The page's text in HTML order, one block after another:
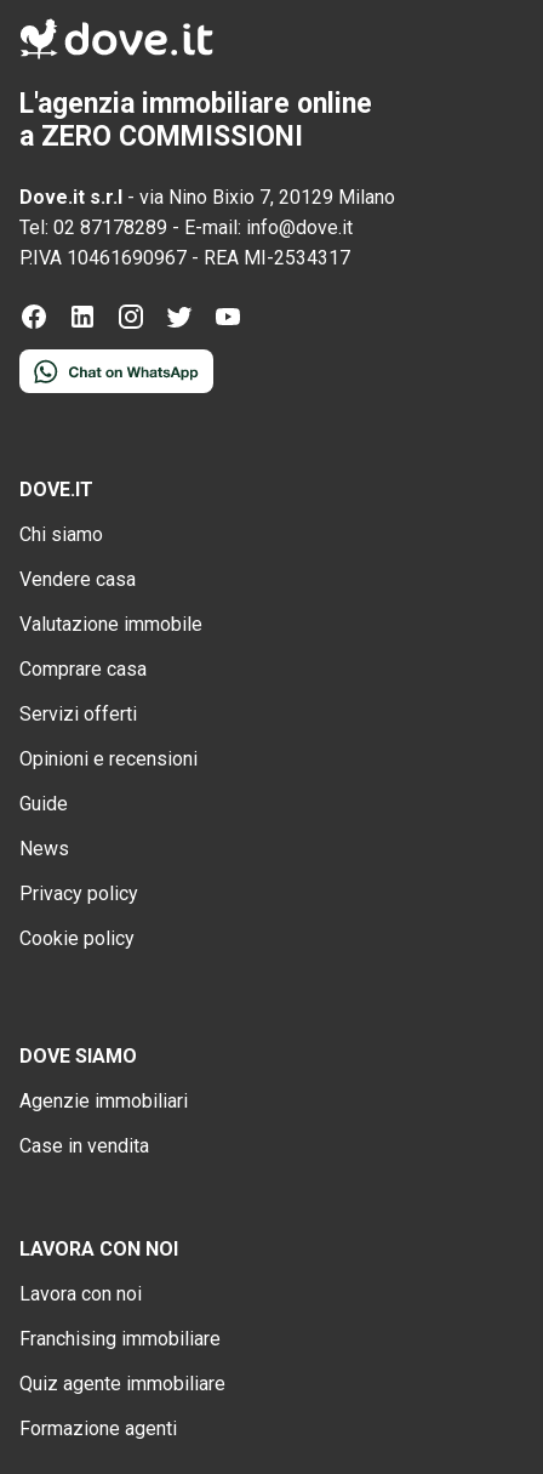
L'agenzia immobiliare online
a ZERO COMMISSIONI
Dove.it s.r.l - via Nino Bixio 7, 20129 Milano
Tel: 02 87178289 - E-mail: info@dove.it
P.IVA 10461690967 - REA MI-2534317
DOVE.IT
Chi siamo
Vendere casa
Valutazione immobile
Comprare casa
Servizi offerti
Opinioni e recensioni
Guide
News
Privacy policy
Cookie policy
DOVE SIAMO
Agenzie immobiliari
Case in vendita
LAVORA CON NOI
Lavora con noi
Franchising immobiliare
Quiz agente immobiliare
Formazione agenti